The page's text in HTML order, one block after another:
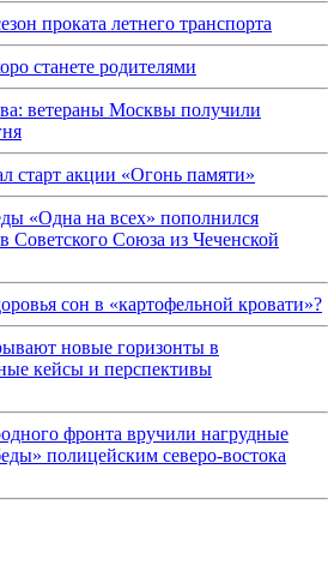
проката летнего транспорта
станете родителями
ветераны Москвы получили
старт акции «Огонь памяти»
«Одна на всех» пополнился
Советского Союза из Чеченской
сон в «картофельной кровати»?
новые горизонты в
кейсы и перспективы
фронта вручили нагрудные
полицейским северо-востока